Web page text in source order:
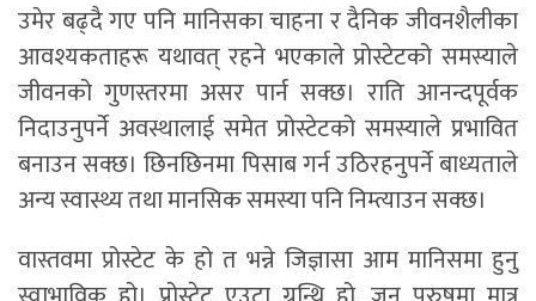
उमेर बढ्दै गए पनि मानिसका चाहना र दैनिक जीवनशैलीका
आवश्यकताहरू यथावत् रहने भएकाले प्रोस्टेटको समस्याले
जीवनको गुणस्तरमा असर पार्न सक्छ। राति आनन्दपूर्वक
निदाउनुपर्ने अवस्थालाई समेत प्रोस्टेटको समस्याले प्रभावित
बनाउन सक्छ। छिनछिनमा पिसाब गर्न उठिरहनुपर्ने बाध्यताले
अन्य स्वास्थ्य तथा मानसिक समस्या पनि निम्त्याउन सक्छ।
वास्तवमा प्रोस्टेट के हो त भन्ने जिज्ञासा आम मानिसमा हुनु